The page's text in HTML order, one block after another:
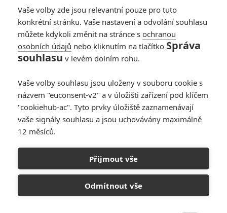
RECENZE FILMŮ
10
Schnirch nebarví hnus českých dějin
narůžovo
5
Recenze: Záhada strašidelného
zámku úroveň štědrovečerních
Vaše volby zde jsou relevantní pouze pro tuto
konkrétní stránku. Vaše nastavení a odvolání souhlasu
můžete kdykoli změnit na stránce s ochranou
osobních údajů nebo kliknutím na tlačítko Správa
souhlasu v levém dolním rohu.
Vaše volby souhlasu jsou uloženy v souboru cookie s
názvem "euconsent-v2" a v úložišti zařízení pod klíčem
"cookiehub-ac". Tyto prvky úložiště zaznamenávají
vaše signály souhlasu a jsou uchovávány maximálně
12 měsíců.
Přijmout vše
Odmítnout vše